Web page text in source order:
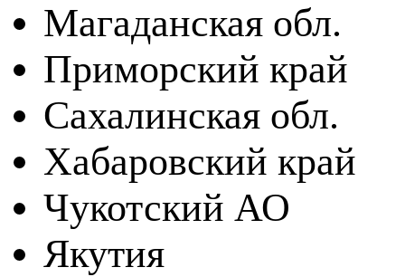
Магаданская обл.
Приморский край
Сахалинская обл.
Хабаровский край
Чукотский АО
Якутия